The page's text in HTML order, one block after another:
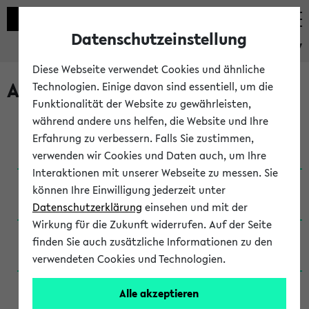
eKVV
Archivierte Studiengänge
Anglistik: British and American Studies / B.A.
(Einschreibung bis WiSe 16/17)
Anglistik: British and American Studies / B.A.
(Einschreibung bis SoSe 2015)
Anglistik: British and American Studies / B.A.
(Einschreibung bis SoSe 2013)
Anglistik: British and American Studies / Ba
(Einschreibung bis SoSe 2011)
Datenschutzeinstellung
Diese Webseite verwendet Cookies und ähnliche
Technologien. Einige davon sind essentiell, um die
Funktionalität der Website zu gewährleisten,
während andere uns helfen, die Website und Ihre
Erfahrung zu verbessern. Falls Sie zustimmen,
verwenden wir Cookies und Daten auch, um Ihre
Interaktionen mit unserer Webseite zu messen. Sie
können Ihre Einwilligung jederzeit unter
Datenschutzerklärung einsehen und mit der
Wirkung für die Zukunft widerrufen. Auf der Seite
finden Sie auch zusätzliche Informationen zu den
verwendeten Cookies und Technologien.
Alle akzeptieren